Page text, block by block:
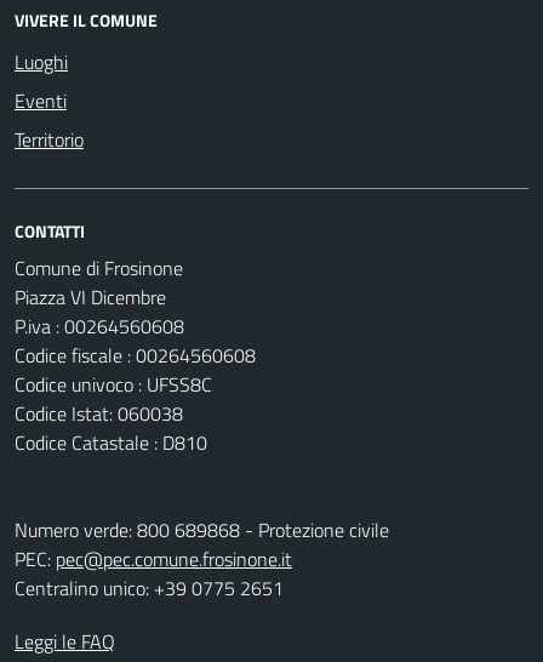
VIVERE IL COMUNE
Luoghi
Eventi
Territorio
CONTATTI
Comune di Frosinone
Piazza VI Dicembre
P.iva : 00264560608
Codice fiscale : 00264560608
Codice univoco : UFSS8C
Codice Istat: 060038
Codice Catastale : D810
Numero verde: 800 689868 - Protezione civile
PEC: pec@pec.comune.frosinone.it
Centralino unico: +39 0775 2651
Leggi le FAQ